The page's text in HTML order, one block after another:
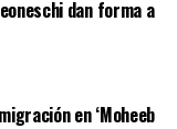
dan forma a
en ‘Moheeb